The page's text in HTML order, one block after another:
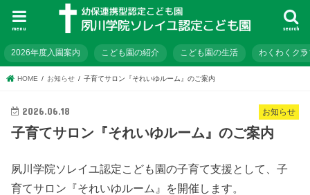
search
menu
2026年度入園案内 こども園の紹介 こども園の生活 わくわくクラ
HOME お知らせ 子育てサロン『それいゆルーム』のご案内
お知らせ
2026.06.18
子育てサロン『それいゆルーム』のご案内
夙川学院ソレイユ認定こども園の子育て支援として、子
育てサロン『それいゆルーム』を開催します。